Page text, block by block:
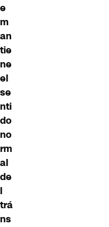
e
m
an
tie
ne
el
se
nti
do
no
rm
al
de
l
trá
ns